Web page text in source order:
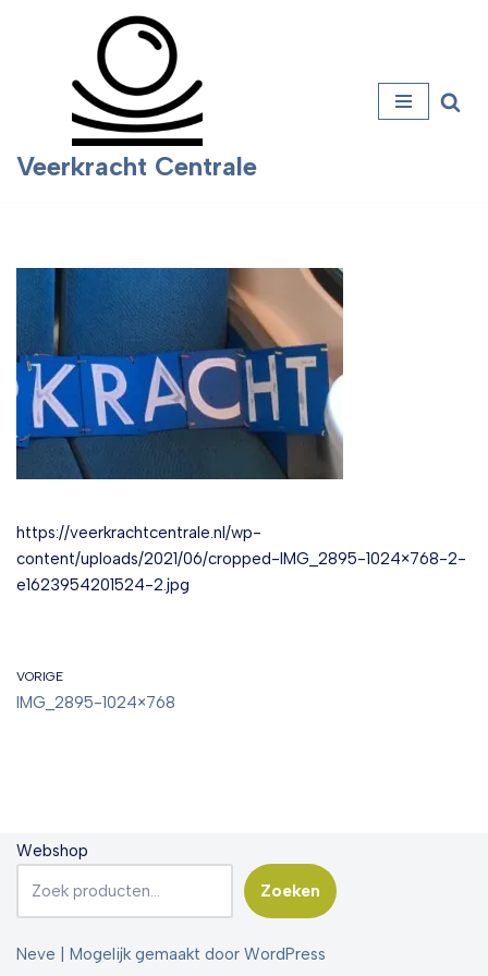
Veerkracht Centrale
https://veerkrachtcentrale.nl/wp-
content/uploads/2021/06/cropped-IMG_2895-1024×768-2-
e1623954201524-2.jpg
VORIGE
IMG_2895-1024×768
Webshop
Zoeken
Neve | Mogelijk gemaakt door WordPress